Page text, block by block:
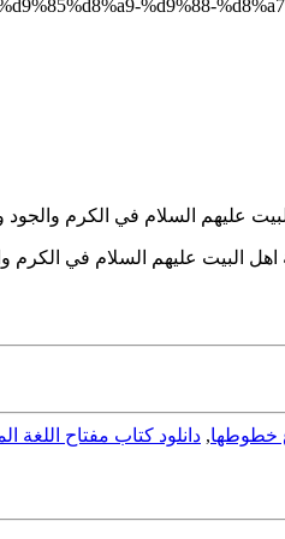
البيت عليهم السلام في الكرم
اهل البيت عليهم السلام في
خطوطها, دانلود کتاب مفتاح اللغة